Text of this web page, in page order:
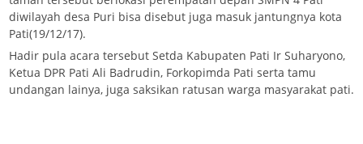
diwilayah desa Puri bisa disebut juga masuk jantungnya kota
Pati(19/12/17).
Hadir pula acara tersebut Setda Kabupaten Pati Ir Suharyono,
Ketua DPR Pati Ali Badrudin, Forkopimda Pati serta tamu
undangan lainya, juga saksikan ratusan warga masyarakat pati.